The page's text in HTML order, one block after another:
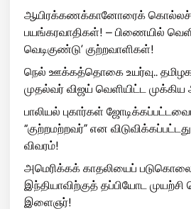
ஆயிரக்கணக்கானோரைக் கொல்லச்
பயங்கரவாதிகள்! – பிணையில்
வெடிகுண்டு’ குற்றவாளிகள்!
நெல் ஊக்கத்தொகை உயர்வு.. தமிழக
முதல்வர் விஜய் வெளியிட்ட முக்கிய
பாலியல் புகார்கள்
“குற்றமற்றவர்” என விடுவிக்கப்பட்டது
விவரம்!
அமெரிக்கக் காதலியைப் படுகொலை
இந்தியாவிற்குத் தப்பியோட
இளைஞர்!